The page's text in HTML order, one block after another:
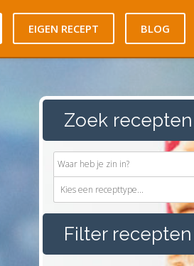
EIGEN RECEPT BLOG
Zoek recepten
Filter recepten